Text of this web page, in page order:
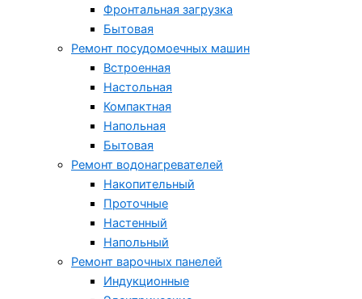
Фронтальная загрузка
Бытовая
Ремонт посудомоечных машин
Встроенная
Настольная
Компактная
Напольная
Бытовая
Ремонт водонагревателей
Накопительный
Проточные
Настенный
Напольный
Ремонт варочных панелей
Индукционные